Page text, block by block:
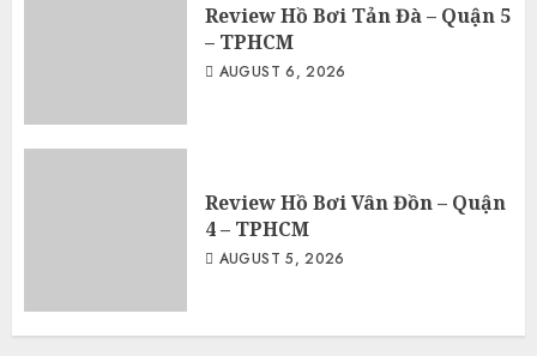
Review Hồ Bơi Tản Đà – Quận 5
– TPHCM
AUGUST 6, 2026
Review Hồ Bơi Vân Đồn – Quận
4 – TPHCM
AUGUST 5, 2026